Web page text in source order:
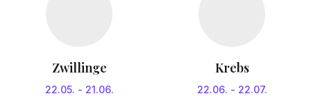
Zwillinge
22.05. - 21.06.
Krebs
22.06. - 22.07.